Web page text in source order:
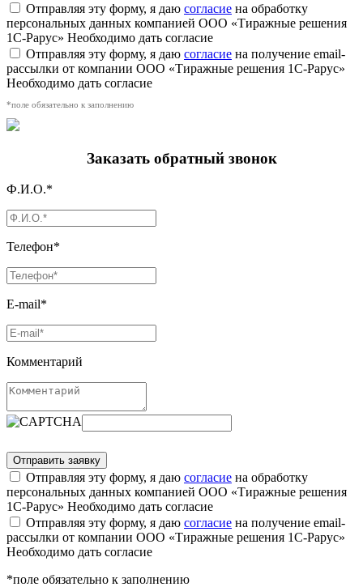
Отправляя эту форму, я даю согласие на обработку
персональных данных компанией ООО «Тиражные решения
1С-Рарус» Необходимо дать согласие
Отправляя эту форму, я даю согласие на получение email-
рассылки от компании ООО «Тиражные решения 1С-Рарус»
Необходимо дать согласие
*поле обязательно к заполнению
Заказать обратный звонок
Ф.И.О.*
Телефон*
E-mail*
Комментарий
Отправляя эту форму, я даю согласие на обработку
персональных данных компанией ООО «Тиражные решения
1С-Рарус» Необходимо дать согласие
Отправляя эту форму, я даю согласие на получение email-
рассылки от компании ООО «Тиражные решения 1С-Рарус»
Необходимо дать согласие
*поле обязательно к заполнению